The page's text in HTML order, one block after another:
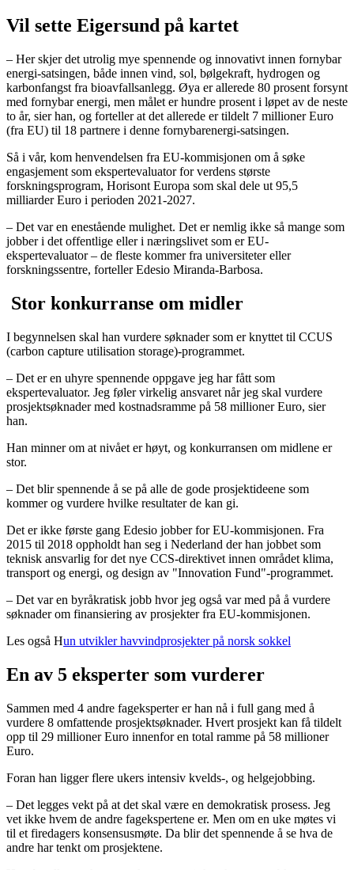
Vil sette Eigersund på kartet
– Her skjer det utrolig mye spennende og innovativt innen fornybar
energi-satsingen, både innen vind, sol, bølgekraft, hydrogen og
karbonfangst fra bioavfallsanlegg. Øya er allerede 80 prosent forsynt
med fornybar energi, men målet er hundre prosent i løpet av de neste
to år, sier han, og forteller at det allerede er tildelt 7 millioner Euro
(fra EU) til 18 partnere i denne fornybarenergi-satsingen.
Så i vår, kom henvendelsen fra EU-kommisjonen om å søke
engasjement som ekspertevaluator for verdens største
forskningsprogram, Horisont Europa som skal dele ut 95,5
milliarder Euro i perioden 2021-2027.
– Det var en enestående mulighet. Det er nemlig ikke så mange som
jobber i det offentlige eller i næringslivet som er EU-
ekspertevaluator – de fleste kommer fra universiteter eller
forskningssentre, forteller Edesio Miranda-Barbosa.
Stor konkurranse om midler
I begynnelsen skal han vurdere søknader som er knyttet til CCUS
(carbon capture utilisation storage)-programmet.
– Det er en uhyre spennende oppgave jeg har fått som
ekspertevaluator. Jeg føler virkelig ansvaret når jeg skal vurdere
prosjektsøknader med kostnadsramme på 58 millioner Euro, sier
han.
Han minner om at nivået er høyt, og konkurransen om midlene er
stor.
– Det blir spennende å se på alle de gode prosjektideene som
kommer og vurdere hvilke resultater de kan gi.
Det er ikke første gang Edesio jobber for EU-kommisjonen. Fra
2015 til 2018 oppholdt han seg i Nederland der han jobbet som
teknisk ansvarlig for det nye CCS-direktivet innen området klima,
transport og energi, og design av "Innovation Fund"-programmet.
– Det var en byråkratisk jobb hvor jeg også var med på å vurdere
søknader om finansiering av prosjekter fra EU-kommisjonen.
Les også Hun utvikler havvindprosjekter på norsk sokkel
En av 5 eksperter som vurderer
Sammen med 4 andre fageksperter er han nå i full gang med å
vurdere 8 omfattende prosjektsøknader. Hvert prosjekt kan få tildelt
opp til 29 millioner Euro innenfor en total ramme på 58 millioner
Euro.
Foran han ligger flere ukers intensiv kvelds-, og helgejobbing.
– Det legges vekt på at det skal være en demokratisk prosess. Jeg
vet ikke hvem de andre fagekspertene er. Men om en uke møtes vi
til et firedagers konsensusmøte. Da blir det spennende å se hva de
andre har tenkt om prosjektene.